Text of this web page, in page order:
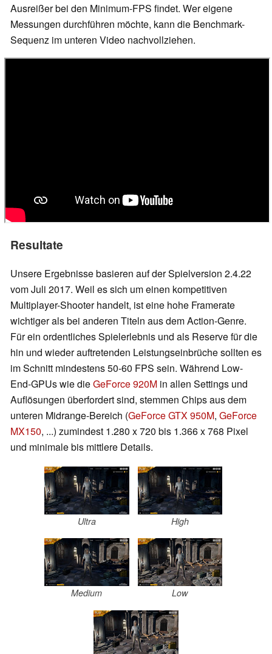
Ausreißer bei den Minimum-FPS findet. Wer eigene
Messungen durchführen möchte, kann die Benchmark-
Sequenz im unteren Video nachvollziehen.
Resultate
Unsere Ergebnisse basieren auf der Spielversion 2.4.22
vom Juli 2017. Weil es sich um einen kompetitiven
Multiplayer-Shooter handelt, ist eine hohe Framerate
wichtiger als bei anderen Titeln aus dem Action-Genre.
Für ein ordentliches Spielerlebnis und als Reserve für die
hin und wieder auftretenden Leistungseinbrüche sollten es
im Schnitt mindestens 50-60 FPS sein. Während Low-
End-GPUs wie dieGeForce 920M in allen Settings und
Auflösungen überfordert sind, stemmen Chips aus dem
unteren Midrange-Bereich (GeForce GTX 950M, GeForce
MX150, ...) zumindest 1.280 x 720 bis 1.366 x 768 Pixel
und minimale bis mittlere Details.
Ultra High
Medium Low